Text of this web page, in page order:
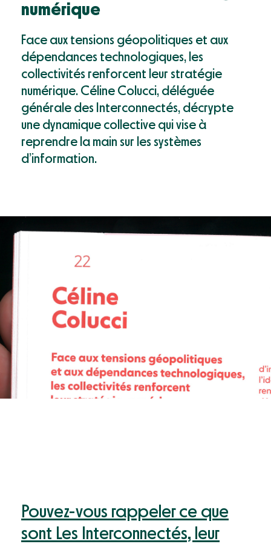
Webinaires & événements
Success Stories
Support
Mon compte
numérique
Face aux tensions géopolitiques et aux
dépendances technologiques, les
collectivités renforcent leur stratégie
numérique. Céline Colucci, déléguée
générale des Interconnectés, décrypte
une dynamique collective qui vise à
reprendre la main sur les systèmes
d’information.
Pouvez-vous rappeler ce que
sont Les Interconnectés, leur